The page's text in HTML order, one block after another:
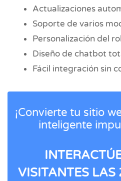
Actualizaciones
Soporte de varios
Personalización del
Diseño de chatbot
Fácil integración sin
¡Convierte tu sitio
inteligente
VISITANTES LAS